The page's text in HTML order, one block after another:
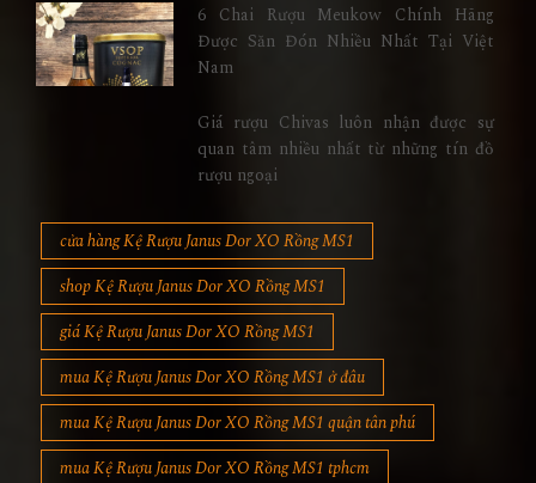
6 Chai Rượu Meukow Chính Hãng
Được Săn Đón Nhiều Nhất Tại Việt
Nam
Giá rượu Chivas luôn nhận được sự
quan tâm nhiều nhất từ những tín đồ
rượu ngoại
cửa hàng Kệ Rượu Janus Dor XO Rồng MS1
shop Kệ Rượu Janus Dor XO Rồng MS1
giá Kệ Rượu Janus Dor XO Rồng MS1
mua Kệ Rượu Janus Dor XO Rồng MS1 ở đâu
mua Kệ Rượu Janus Dor XO Rồng MS1 quận tân phú
mua Kệ Rượu Janus Dor XO Rồng MS1 tphcm